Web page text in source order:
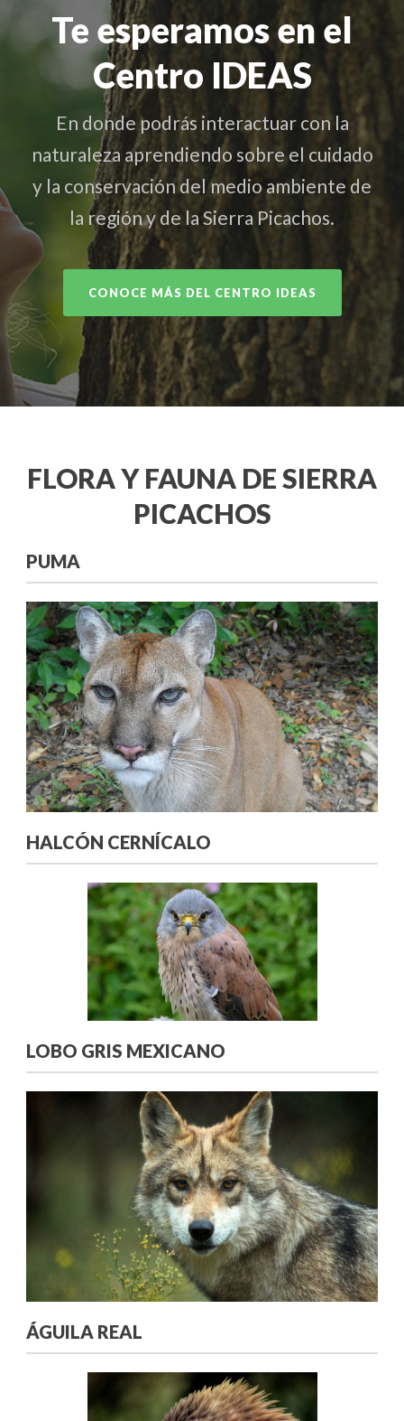
Te esperamos en el
Centro IDEAS
En donde podrás interactuar con la
naturaleza aprendiendo sobre el cuidado
y la conservación del medio ambiente de
la región y de la Sierra Picachos.
CONOCE MÁS DEL CENTRO IDEAS
FLORA Y FAUNA DE SIERRA
PICACHOS
PUMA
HALCÓN CERNÍCALO
LOBO GRIS MEXICANO
ÁGUILA REAL